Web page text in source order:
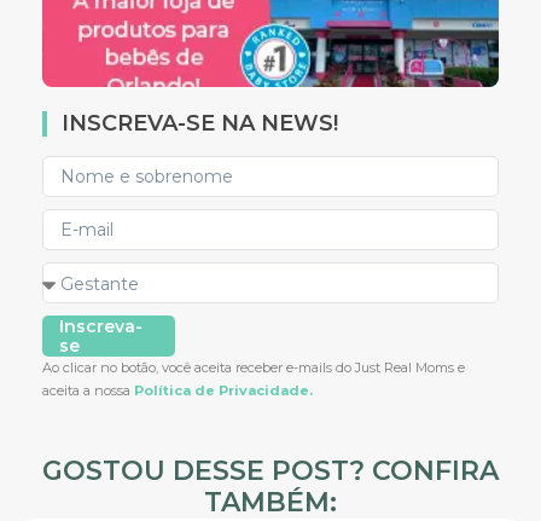
INSCREVA-SE NA NEWS!
Inscreva-
se
Ao clicar no botão, você aceita receber e-mails do Just Real Moms e
aceita a nossa Política de Privacidade.
GOSTOU DESSE POST? CONFIRA
TAMBÉM: